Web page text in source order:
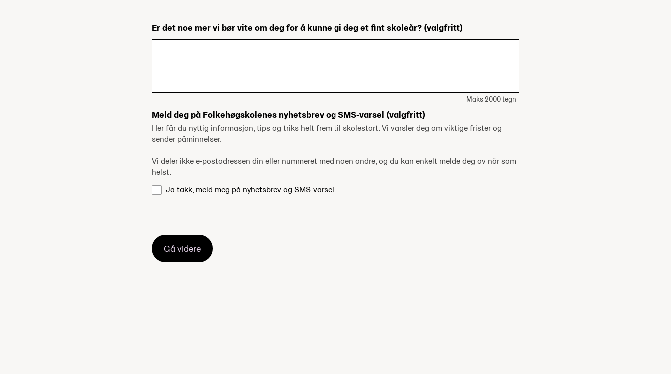
Er det noe mer vi bør vite om deg for å kunne gi deg et fint skoleår? (valgfritt)
Maks 2000 tegn
Meld deg på Folkehøgskolenes nyhetsbrev og SMS-varsel (valgfritt)
Her får du nyttig informasjon, tips og triks helt frem til skolestart. Vi varsler deg om viktige frister og
sender påminnelser.
Vi deler ikke e-postadressen din eller nummeret med noen andre, og du kan enkelt melde deg av når som
helst.
Ja takk, meld meg på nyhetsbrev og SMS-varsel
Gå videre